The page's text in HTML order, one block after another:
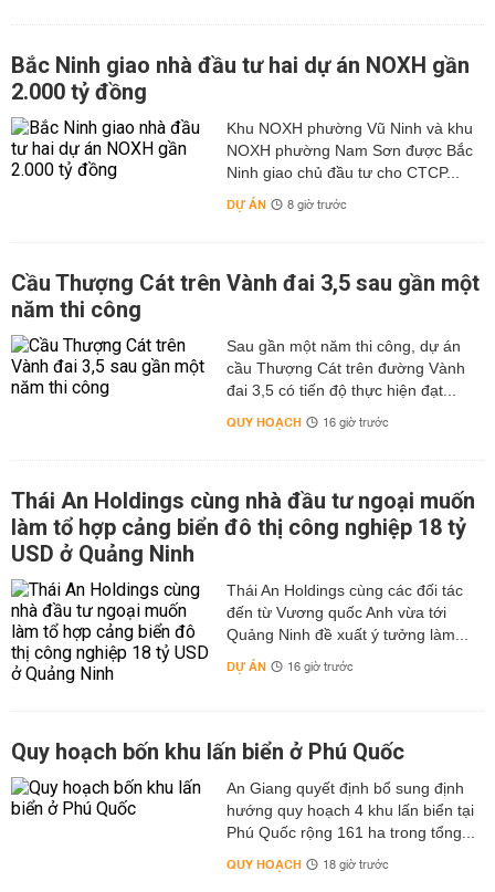
Bắc Ninh giao nhà đầu tư hai dự án NOXH gần
2.000 tỷ đồng
Khu NOXH phường Vũ Ninh và khu
NOXH phường Nam Sơn được Bắc
Ninh giao chủ đầu tư cho CTCP...
DỰ ÁN 8 giờ trước
Cầu Thượng Cát trên Vành đai 3,5 sau gần một
năm thi công
Sau gần một năm thi công, dự án
cầu Thượng Cát trên đường Vành
đai 3,5 có tiến độ thực hiện đạt...
QUY HOẠCH 16 giờ trước
Thái An Holdings cùng nhà đầu tư ngoại muốn
làm tổ hợp cảng biển đô thị công nghiệp 18 tỷ
USD ở Quảng Ninh
Thái An Holdings cùng các đối tác
đến từ Vương quốc Anh vừa tới
Quảng Ninh đề xuất ý tưởng làm...
DỰ ÁN 16 giờ trước
Quy hoạch bốn khu lấn biển ở Phú Quốc
An Giang quyết định bổ sung định
hướng quy hoạch 4 khu lấn biển tại
Phú Quốc rộng 161 ha trong tổng...
QUY HOẠCH 18 giờ trước